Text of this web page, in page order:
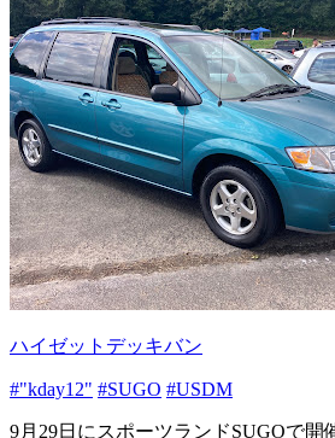
ハイゼットデッキバン
#"kday12" #SUGO #USDM
9月29日にスポーツランドSUGOで開